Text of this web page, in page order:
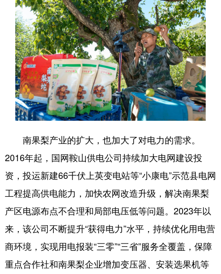
Deutsch Português
南果梨产业的扩大，也加大了对电力的需求。
2016年起，国网鞍山供电公司持续加大电网建设投
资，投运新建66千伏上英变电站等“小康电”示范县电网
工程提高供电能力，加快农网改造升级，解决南果梨
产区电源布点不合理和局部电压低等问题。2023年以
来，该公司不断提升“获得电力”水平，持续优化用电营
商环境，实现用电报装“三零”“三省”服务全覆盖，保障
重点合作社和南果梨企业增加变压器、安装选果机等